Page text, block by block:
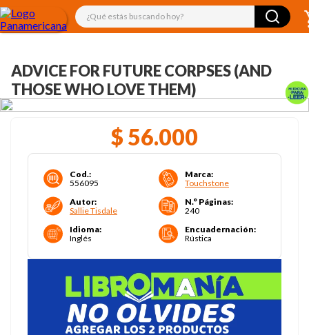
¿Qué estás buscando hoy?
ADVICE FOR FUTURE CORPSES (AND
THOSE WHO LOVE THEM)
$ 56.000
Cod.:
556095
Marca:
Touchstone
Autor:
Sallie Tisdale
N.° Páginas:
240
Idioma:
Inglés
Encuadernación:
Rústica